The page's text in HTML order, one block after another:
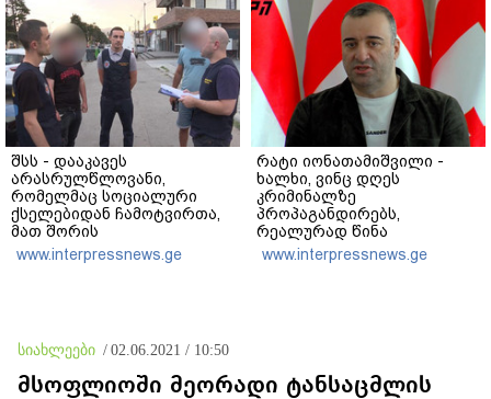
შსს - დააკავეს
არასრულწლოვანი,
რომელმაც სოციალური
ქსელებიდან ჩამოტვირთა,
მათ შორის
არასრულწლოვანთა
ფოტოსურათები,
გაავრცელა
www.interpressnews.ge
რატი იონათამიშვილი -
ხალხი, ვინც დღეს
კრიმინალზე
პროპაგანდირებს,
რეალურად წინა
ხელისუფლებას
წარმოადგენს, რომლის
www.interpressnews.ge
სიახლეები / 02.06.2021 / 10:50
მსოფლიოში მეორადი ტანსაცმლის